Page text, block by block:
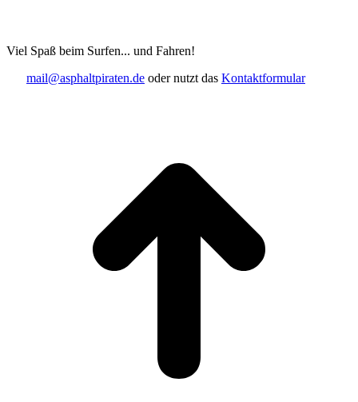
Viel Spaß beim Surfen... und Fahren!
mail@asphaltpiraten.de oder nutzt das Kontaktformular